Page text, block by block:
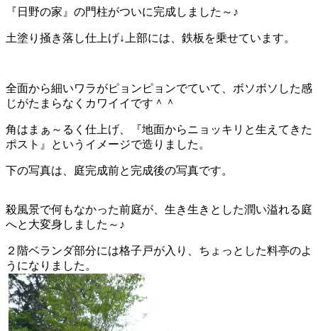
『日野の家』の門柱がついに完成しました～♪
土塗り掻き落し仕上げ↓上部には、鉄板を乗せています。
全面から細いワラがピョンピョンでていて、ボソボソした感
じがたまらなくカワイイです＾＾
角はまぁ～るく仕上げ、『地面からニョッキリと生えてきた
ポスト』というイメージで造りました。
下の写真は、庭完成前と完成後の写真です。
殺風景で何もなかった前庭が、生き生きとした潤い溢れる庭
へと大変身しました～♪
２階ベランダ部分には格子戸が入り、ちょっとした料亭のよ
うになりました。